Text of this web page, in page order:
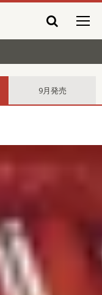
9月発売